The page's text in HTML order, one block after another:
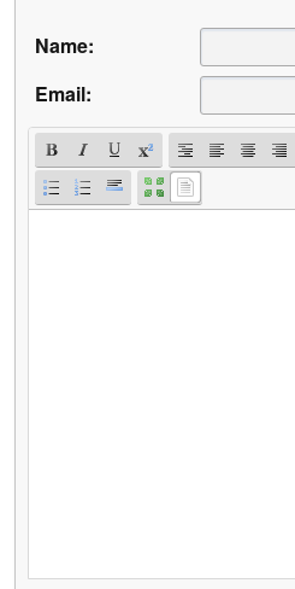
Name:
Email: